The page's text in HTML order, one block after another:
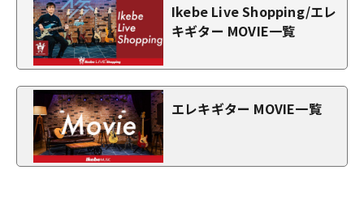
Ikebe Live Shopping/エレ
キギター MOVIE一覧
エレキギター MOVIE一覧